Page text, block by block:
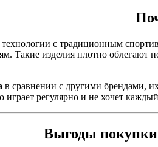
технологии с традиционным
Такие изделия плотно
в сравнении с другими брендами,
играет регулярно и не хочет
Выгоды покупки